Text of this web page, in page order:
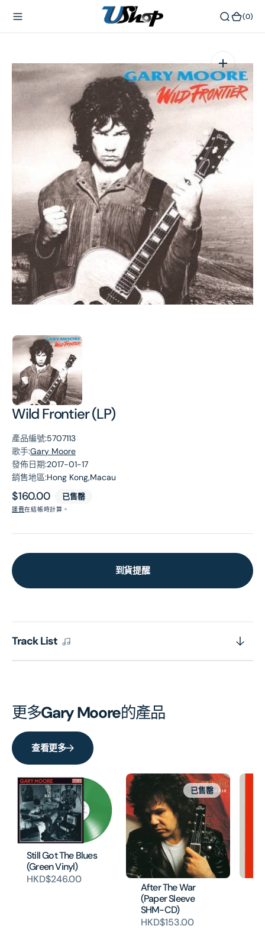
(0)
Wild Frontier (LP)
產品編號:5707113
歌手:Gary Moore
發佈日期:2017-01-17
銷售地區:Hong Kong,Macau
原
價
$160.00 已售罄
運費在結帳時計算。
到貨提醒
Track List
在
相
簿
中
開
啟
第
1
張
更多Gary Moore的產品
查看更多
Still Got The Blues
(Green Vinyl)
HKD$246.00
After The War
(Paper Sleeve
SHM-CD)
HKD$153.00
已售罄